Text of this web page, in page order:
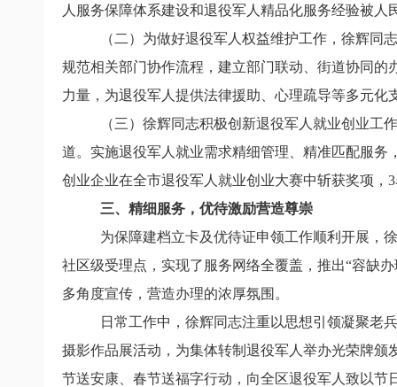
人服务保障体系建设和退役军人精品化服务经验被
（二）为做好退役军人权益维护工作，徐辉
规范相关部门协作流程，建立部门联动、街道协同
力量，为退役军人提供法律援助、心理疏导等多元
（三）徐辉同志积极创新退役军人就业创业工
道。 实施退役军人就业需求精细管理、精准匹配服务
创业企业在全市退役军人就业创业大赛中斩获奖项，
三、 精细服务，优待激励营造尊崇
为保障建档立卡及优待证申领工作顺利开展，
社区级受理点，实现了服务网络全覆盖，推出“容缺
多角度宣传，营造办理的浓厚氛围。
日常工作中，徐辉同志注重以思想引领凝聚老
摄影作品展活动，为集体转制退役军人举办光荣牌
节送安康、春节送福字行动，向全区退役军人致以节